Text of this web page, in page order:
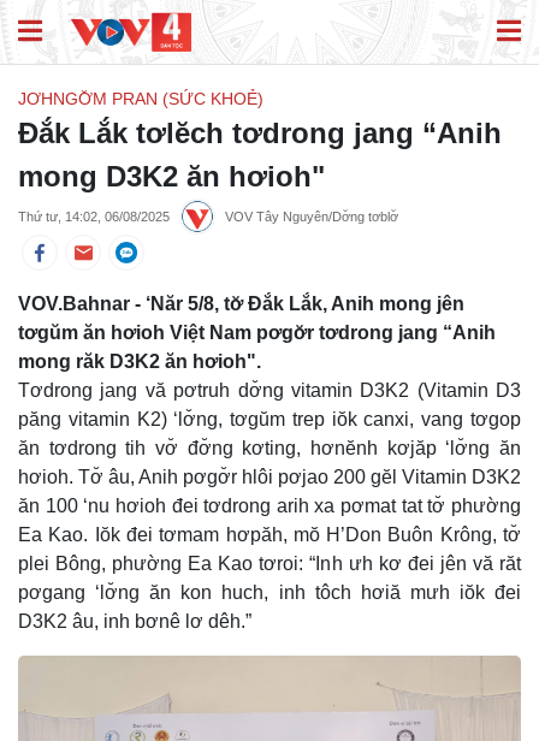
JƠHNGƠ̆M PRAN (SỨC KHOẺ)
Đắk Lắk tơlĕch tơdrong jang “Anih
mong D3K2 ăn hơioh"
Thứ tư, 14:02, 06/08/2025 VOV Tây Nguyên/Dơ̆ng tơblơ̆
VOV.Bahnar - ‘Năr 5/8, tơ̆ Đắk Lắk, Anih mong jên
tơgŭm ăn hơioh Việt Nam pơgơ̆r tơdrong jang “Anih
mong răk D3K2 ăn hơioh".
Tơdrong jang vă pơtruh dơ̆ng vitamin D3K2 (Vitamin D3
păng vitamin K2) ‘lơ̆ng, tơgŭm trep iŏk canxi, vang tơgop
ăn tơdrong tih vơ̆ đơ̆ng kơting, hơnĕnh kơjăp ‘lơ̆ng ăn
hơioh. Tơ̆ âu, Anih pơgơ̆r hlôi pơjao 200 gĕl Vitamin D3K2
ăn 100 ‘nu hơioh đei tơdrong arih xa pơmat tat tơ̆ phường
Ea Kao. Iŏk đei tơmam hơpăh, mŏ H’Don Buôn Krông, tơ̆
plei Bông, phường Ea Kao tơroi: “Inh ưh kơ đei jên vă răt
pơgang ‘lơ̆ng ăn kon huch, inh tôch hơiă mưh iŏk đei
D3K2 âu, inh bơnê lơ dêh.”